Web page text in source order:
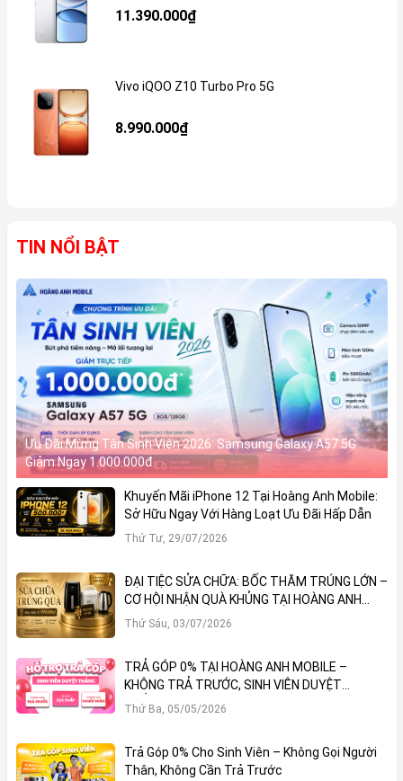
11.390.000₫
Vivo iQOO Z10 Turbo Pro 5G
8.990.000₫
TIN NỔI BẬT
Ưu Đãi Mừng Tân Sinh Viên 2026: Samsung Galaxy A57 5G
Giảm Ngay 1.000.000đ
Khuyến Mãi iPhone 12 Tại Hoàng Anh Mobile:
Sở Hữu Ngay Với Hàng Loạt Ưu Đãi Hấp Dẫn
Thứ Tư, 29/07/2026
ĐẠI TIỆC SỬA CHỮA: BỐC THĂM TRÚNG LỚN –
CƠ HỘI NHẬN QUÀ KHỦNG TẠI HOÀNG ANH
MOBILE
Thứ Sáu, 03/07/2026
TRẢ GÓP 0% TẠI HOÀNG ANH MOBILE –
KHÔNG TRẢ TRƯỚC, SINH VIÊN DUYỆT
THẲNG!
Thứ Ba, 05/05/2026
Trả Góp 0% Cho Sinh Viên – Không Gọi Người
Thân, Không Cần Trả Trước